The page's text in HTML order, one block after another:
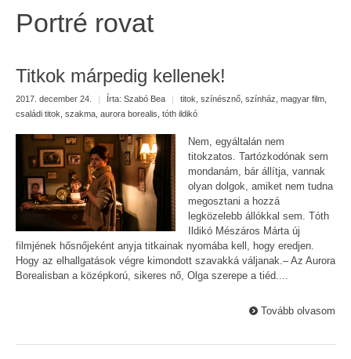
Portré rovat
Titkok márpedig kellenek!
2017. december 24. | Írta: Szabó Bea | titok színésznő színház magyar film
családi titok szakma aurora borealis tóth ildikó
Nem, egyáltalán nem
titokzatos. Tartózkodónak sem
mondanám, bár állítja, vannak
olyan dolgok, amiket nem tudna
megosztani a hozzá
legközelebb állókkal sem. Tóth
Ildikó Mészáros Márta új
filmjének hősnőjeként anyja titkainak nyomába kell, hogy eredjen.
Hogy az elhallgatások végre kimondott szavakká váljanak.– Az Aurora
Borealisban a középkorú, sikeres nő, Olga szerepe a tiéd....
Tovább olvasom